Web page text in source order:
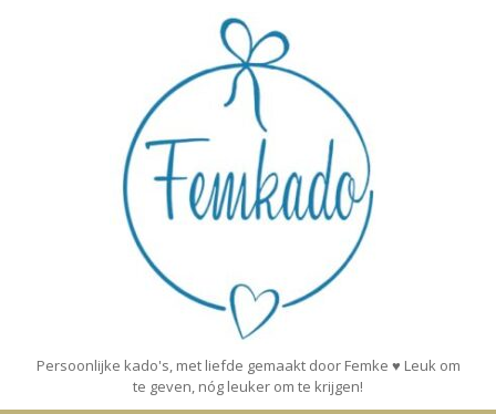
Persoonlijke kado's, met liefde gemaakt door Femke ♥ Leuk om
te geven, nóg leuker om te krijgen!